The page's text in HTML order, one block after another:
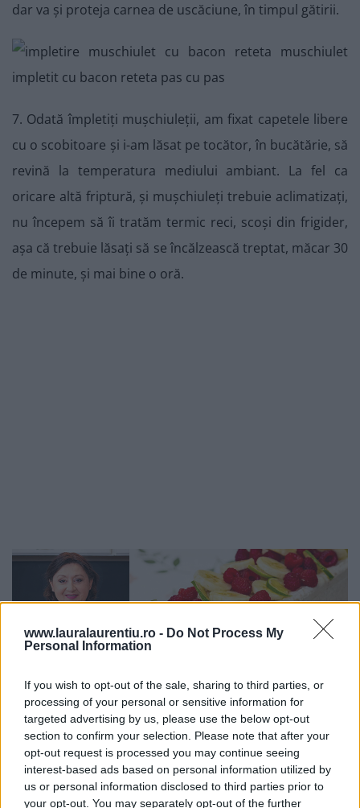
www.lauralaurentiu.ro - Do Not Process My
Personal Information
If you wish to opt-out of the sale, sharing to third parties, or
processing of your personal or sensitive information for
targeted advertising by us, please use the below opt-out
section to confirm your selection. Please note that after your
opt-out request is processed you may continue seeing
interest-based ads based on personal information utilized by
us or personal information disclosed to third parties prior to
your opt-out. You may separately opt-out of the further
dar va și proteja carnea de uscăciune, în timpul gătirii.
7. Odată împletiți mușchiuleții, am fixat capetele libere
cu o scobitoare și i-am lăsat pe tocător, în bucătărie, să
revină la temperatura mediului ambiant. La fel ca
oricare altă friptură, și mușchiuleți trebuie aclimatizați,
nu începem să îi tratăm termic reci, scoși din frigider,
așa că trebuie lăsați să se încălzească treptat, măcar 30
de minute, și mai bine o oră.